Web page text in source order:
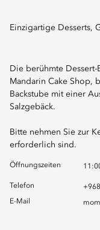
Einzigartige Desserts,
Die berühmte
Mandarin Cake Shop,
Backstube mit einer
Salzgebäck.
Bitte nehmen Sie zur
erforderlich sind.
Öffnungszeiten
Telefon
E-Mail